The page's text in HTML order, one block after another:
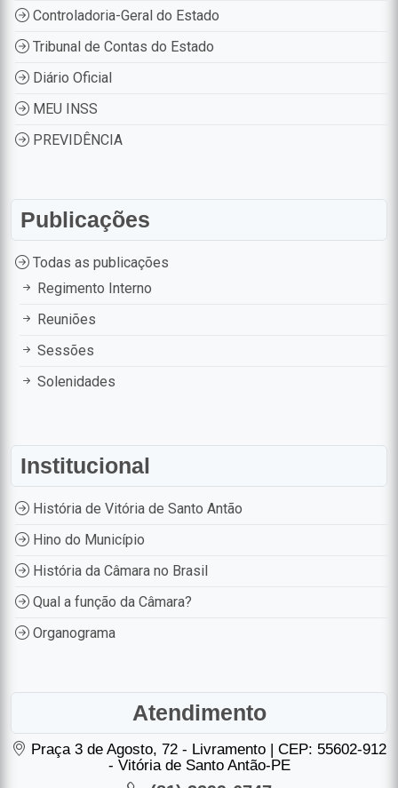
Controladoria-Geral do Estado
Tribunal de Contas do Estado
Diário Oficial
MEU INSS
PREVIDÊNCIA
Publicações
Todas as publicações
Regimento Interno
Reuniões
Sessões
Solenidades
Institucional
História de Vitória de Santo Antão
Hino do Município
História da Câmara no Brasil
Qual a função da Câmara?
Organograma
Atendimento
Praça 3 de Agosto, 72 - Livramento | CEP: 55602-912
- Vitória de Santo Antão-PE